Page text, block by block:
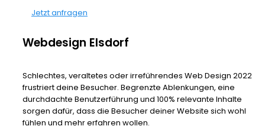
Jetzt anfragen
Webdesign Elsdorf
Schlechtes, veraltetes oder irreführendes Web Design 2022
frustriert deine Besucher. Begrenzte Ablenkungen, eine
durchdachte Benutzerführung und 100% relevante Inhalte
sorgen dafür, dass die Besucher deiner Website sich wohl
fühlen und mehr erfahren wollen.